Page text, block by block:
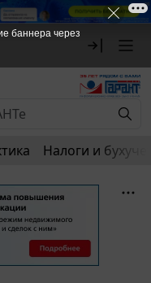
Налоги и
баннера через